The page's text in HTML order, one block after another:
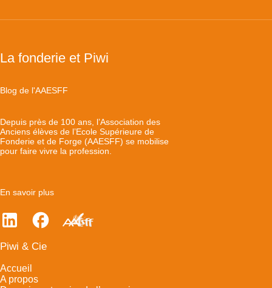
La fonderie et Piwi
Blog de l'AAESFF
Depuis près de 100 ans, l’Association des
Anciens élèves de l’Ecole Supérieure de
Fonderie et de Forge (AAESFF) se mobilise
pour faire vivre la profession.
En savoir plus
Piwi & Cie
Accueil
A propos